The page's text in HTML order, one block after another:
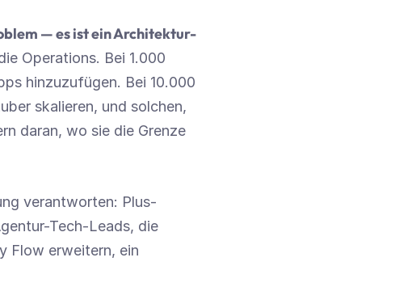
— es ist ein Architektur-
Operations. Bei 1.000
hinzuzufügen. Bei 10.000
skalieren, und solchen,
daran, wo sie die Grenze
verantworten: Plus-
Tech-Leads, die
Flow erweitern, ein